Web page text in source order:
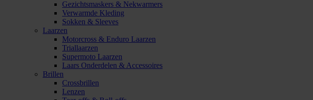
Gezichtsmaskers & Nekwarmers
Verwarmde Kleding
Sokken & Sleeves
Laarzen
Motorcross & Enduro Laarzen
Triallaarzen
Supermoto Laarzen
Laars Onderdelen & Accessoires
Brillen
Crossbrillen
Lenzen